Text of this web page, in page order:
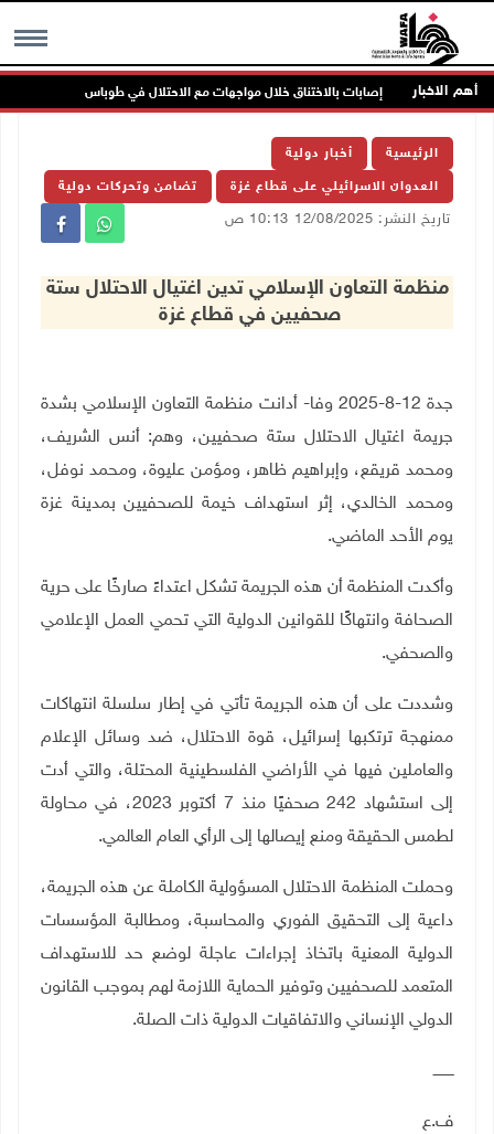
MENU أهم الاخبار إصابات بالاختناق خلال مواجهات مع الاحتلال في طوباس
الرئيسية أخبار دولية
العدوان الاسرائيلي على قطاع غزة تضامن وتحركات دولية
تاريخ النشر: 12/08/2025 10:13 ص
منظمة التعاون الإسلامي تدين اغتيال الاحتلال ستة
صحفيين في قطاع غزة
جدة 12-8-2025 وفا- أدانت منظمة التعاون الإسلامي بشدة
جريمة اغتيال الاحتلال ستة صحفيين، وهم: أنس الشريف،
ومحمد قريقع، وإبراهيم ظاهر، ومؤمن عليوة، ومحمد نوفل،
ومحمد الخالدي، إثر استهداف خيمة للصحفيين بمدينة غزة
يوم الأحد الماضي.
وأكدت المنظمة أن هذه الجريمة تشكل اعتداءً صارخًا على حرية
الصحافة وانتهاكًا للقوانين الدولية التي تحمي العمل الإعلامي
والصحفي.
وشددت على أن هذه الجريمة تأتي في إطار سلسلة انتهاكات
ممنهجة ترتكبها إسرائيل، قوة الاحتلال، ضد وسائل الإعلام
والعاملين فيها في الأراضي الفلسطينية المحتلة، والتي أدت
إلى استشهاد 242 صحفيًا منذ 7 أكتوبر 2023، في محاولة
لطمس الحقيقة ومنع إيصالها إلى الرأي العام العالمي.
وحملت المنظمة الاحتلال المسؤولية الكاملة عن هذه الجريمة،
داعية إلى التحقيق الفوري والمحاسبة، ومطالبة المؤسسات
الدولية المعنية باتخاذ إجراءات عاجلة لوضع حد للاستهداف
المتعمد للصحفيين وتوفير الحماية اللازمة لهم بموجب القانون
الدولي الإنساني والاتفاقيات الدولية ذات الصلة.
ـــــــــ
ف.ع